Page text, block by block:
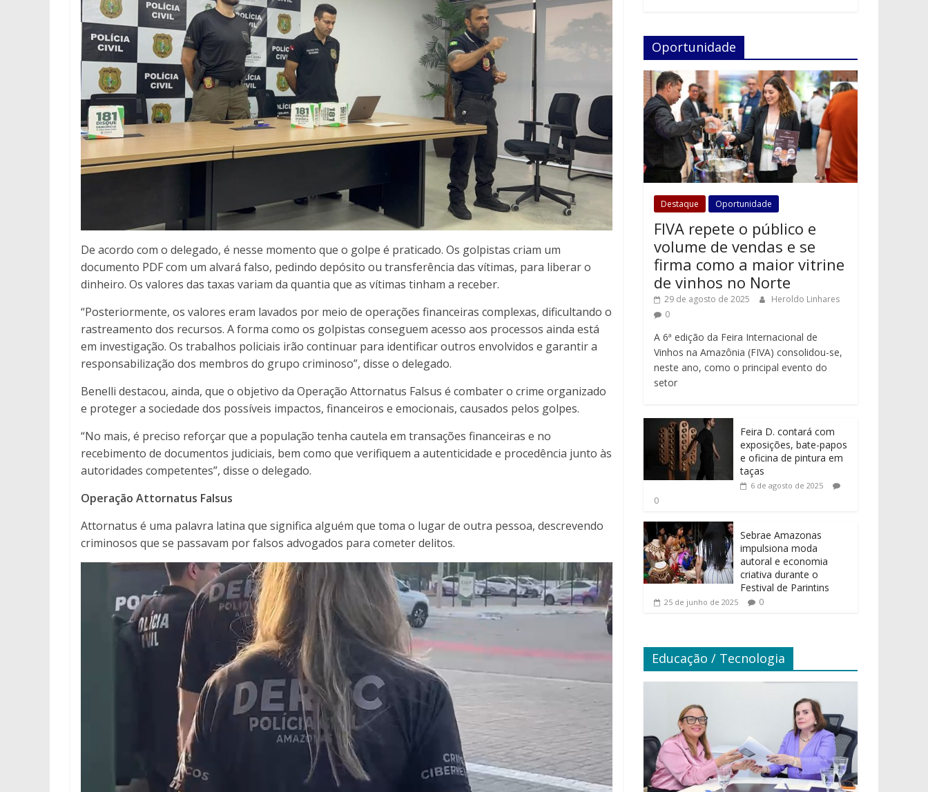
De acordo com o delegado, é nesse momento que o golpe é praticado. Os golpistas criam um
documento PDF com um alvará falso, pedindo depósito ou transferência das vítimas, para liberar o
dinheiro. Os valores das taxas variam da quantia que as vítimas tinham a receber.
“Posteriormente, os valores eram lavados por meio de operações financeiras complexas, dificultando o
rastreamento dos recursos. A forma como os golpistas conseguem acesso aos processos ainda está
em investigação. Os trabalhos policiais irão continuar para identificar outros envolvidos e garantir a
responsabilização dos membros do grupo criminoso”, disse o delegado.
Benelli destacou, ainda, que o objetivo da Operação Attornatus Falsus é combater o crime organizado
e proteger a sociedade dos possíveis impactos, financeiros e emocionais, causados pelos golpes.
“No mais, é preciso reforçar que a população tenha cautela em transações financeiras e no
recebimento de documentos judiciais, bem como que verifiquem a autenticidade e procedência junto às
autoridades competentes”, disse o delegado.
Operação Attornatus Falsus
Attornatus é uma palavra latina que significa alguém que toma o lugar de outra pessoa, descrevendo
criminosos que se passavam por falsos advogados para cometer delitos.
Oportunidade
Destaque Oportunidade
FIVA repete o público e
volume de vendas e se
firma como a maior vitrine
de vinhos no Norte
29 de agosto de 2025
Heroldo Linhares
0
A 6ª edição da Feira Internacional de
Vinhos na Amazônia (FIVA) consolidou-se,
neste ano, como o principal evento do
setor
Feira D. contará com
exposições, bate-papos
e oficina de pintura em
taças
6 de agosto de 2025
0
Sebrae Amazonas
impulsiona moda
autoral e economia
criativa durante o
Festival de Parintins
25 de junho de 2025 0
Educação / Tecnologia